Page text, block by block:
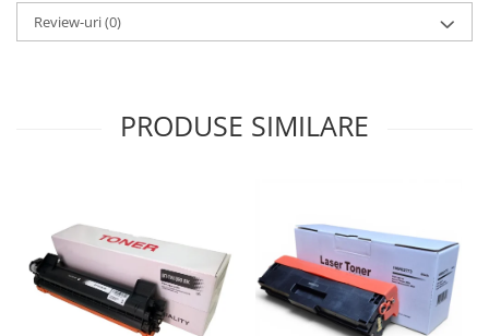
Review-uri(0)
PRODUSE SIMILARE